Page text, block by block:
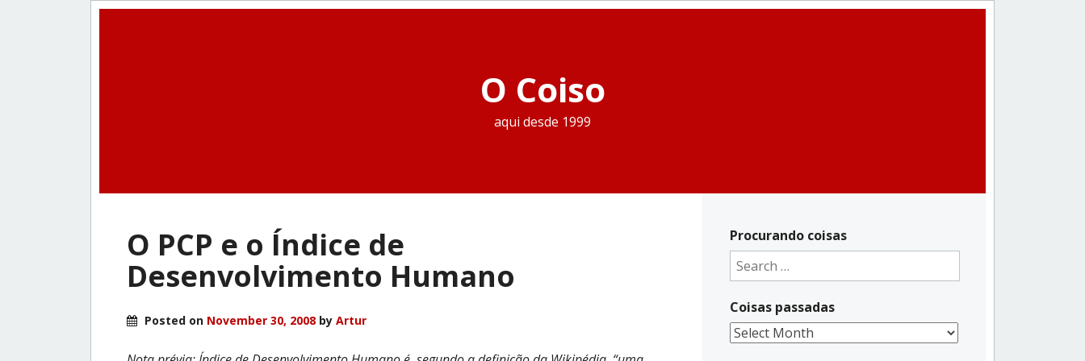
O Coiso
aqui desde 1999
O PCP e o Índice de
Desenvolvimento Humano
Posted on November 30, 2008 by Artur
Procurando coisas
Search
for:
Coisas passadas
Coisas